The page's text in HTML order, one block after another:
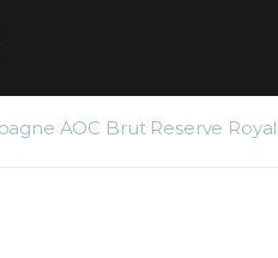
AOC Brut Reserve